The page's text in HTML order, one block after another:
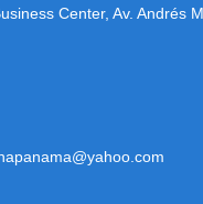
Center, Av. Andrés